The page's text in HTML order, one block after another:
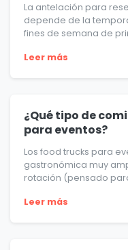
La antelación para
depende de la
fines de semana de
Leer más
¿Qué tipo de
para eventos?
Los food trucks para
gastronómica muy
rotación (pensado
Leer más